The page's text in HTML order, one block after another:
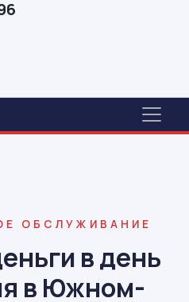
ОБСЛУЖИВАНИЕ
в день
в Южном-